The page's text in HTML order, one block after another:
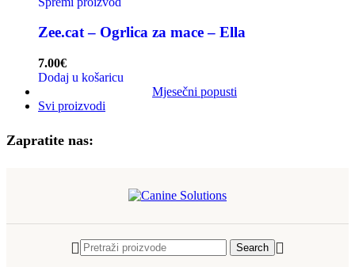
Zee.cat – Ogrlica za mace – Ella
7.00€
Dodaj u košaricu
Mjesečni popusti
Svi proizvodi
Zapratite nas:
Search